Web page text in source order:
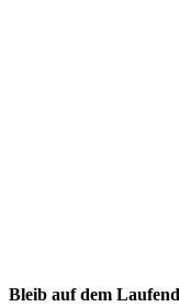
Bleib auf dem